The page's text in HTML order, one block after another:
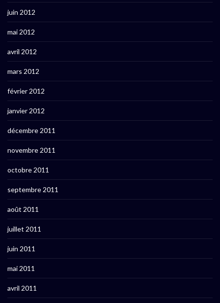
juin 2012
mai 2012
avril 2012
mars 2012
février 2012
janvier 2012
décembre 2011
novembre 2011
octobre 2011
septembre 2011
août 2011
juillet 2011
juin 2011
mai 2011
avril 2011